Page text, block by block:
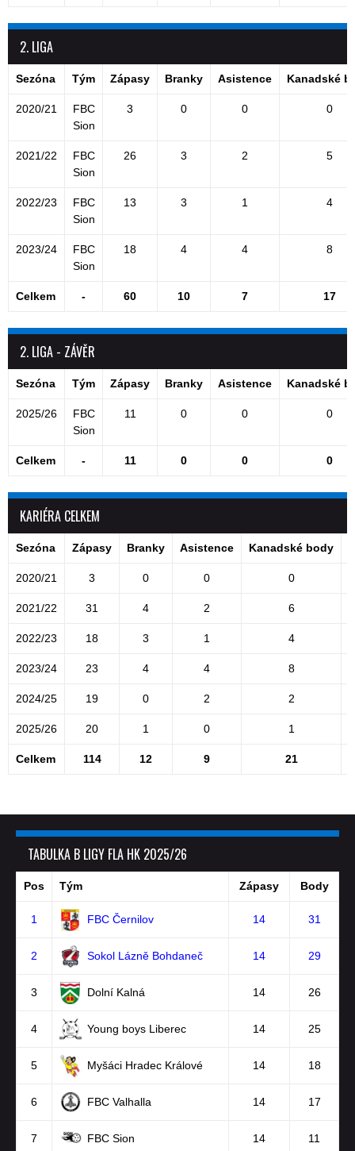
2. LIGA
Sezóna Tým Zápasy Branky Asistence Kanadské
2020/21
FBC
Sion
3 0 0 0
2021/22
FBC
Sion
26 3 2 5
2022/23
FBC
Sion
13 3 1 4
2023/24
FBC
Sion
18 4 4 8
Celkem - 60 10 7 17
2. LIGA - ZÁVĚR
Sezóna Tým Zápasy Branky Asistence Kanadské
2025/26
FBC
Sion
11 0 0 0
Celkem - 11 0 0 0
KARIÉRA CELKEM
Sezóna Zápasy Branky Asistence Kanadské body
2020/21 3 0 0 0
2021/22 31 4 2 6
2022/23 18 3 1 4
2023/24 23 4 4 8
2024/25 19 0 2 2
2025/26 20 1 0 1
Celkem 114 12 9 21
TABULKA B LIGY FLA HK 2025/26
Pos Tým Zápasy Body
1 FBC Černilov 14 31
2 Sokol Lázně Bohdaneč 14 29
3 Dolní Kalná 14 26
4 Young boys Liberec 14 25
5 Myšáci Hradec Králové 14 18
6 FBC Valhalla 14 17
7 FBC Sion 14 11